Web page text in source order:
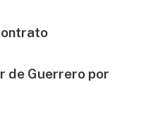
de Guerrero por